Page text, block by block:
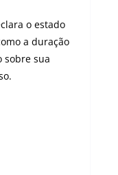
o estado
a duração
sobre sua